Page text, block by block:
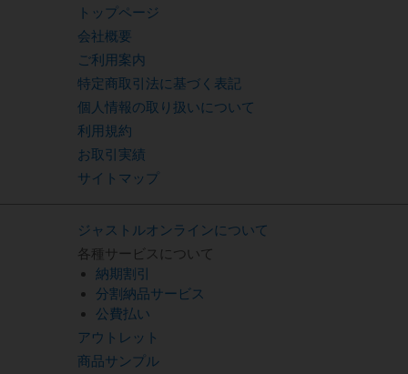
トップページ
会社概要
ご利用案内
特定商取引法に基づく表記
個人情報の取り扱いについて
利用規約
お取引実績
サイトマップ
ジャストルオンラインについて
各種サービスについて
納期割引
分割納品サービス
公費払い
アウトレット
商品サンプル